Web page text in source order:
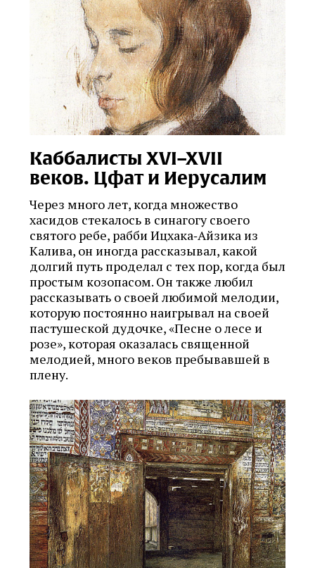
Каббалисты XVI–XVII
веков. Цфат и Иерусалим
Через много лет, когда множество
хасидов стекалось в синагогу своего
святого ребе, рабби Ицхака‑Айзика из
Калива, он иногда рассказывал, какой
долгий путь проделал с тех пор, когда был
простым козопасом. Он также любил
рассказывать о своей любимой мелодии,
которую постоянно наигрывал на своей
пастушеской дудочке, «Песне о лесе и
розе», которая оказалась священной
мелодией, много веков пребывавшей в
плену.